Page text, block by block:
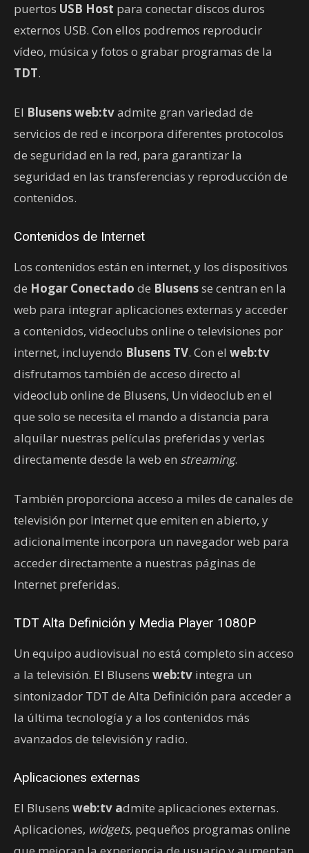
puertos USB Host para conectar discos duros
externos USB. Con ellos podremos reproducir
vídeo, música y fotos o grabar programas de la
TDT.
El Blusens web:tvadmite gran variedad de
servicios de red e incorpora diferentes protocolos
de seguridad en la red, para garantizar la
seguridad en las transferencias y reproducción de
contenidos.
Contenidos de Internet
Los contenidos están en internet, y los dispositivos
de Hogar Conectado de Blusensse centran en la
web para integrar aplicaciones externas y acceder
a contenidos, videoclubs online o televisiones por
internet, incluyendo Blusens TV. Con el web:tv
disfrutamos también de acceso directo al
videoclub online de Blusens, Un videoclub en el
que solo se necesita el mando a distancia para
alquilar nuestras películas preferidas y verlas
directamente desde la web en streaming.
También proporciona acceso a miles de canales de
televisión por Internet que emiten en abierto, y
adicionalmente incorpora un navegador web para
acceder directamente a nuestras páginas de
Internet preferidas.
TDT Alta Definición y Media Player 1080P
Un equipo audiovisual no está completo sin acceso
a la televisión. El Blusens web:tv integra un
sintonizador TDT de Alta Definición para acceder a
la última tecnología y a los contenidos más
avanzados de televisión y radio.
Aplicaciones externas
El Blusens web:tv admite aplicaciones externas.
Aplicaciones, widgets, pequeños programas online